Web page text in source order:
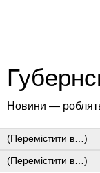
Новини —